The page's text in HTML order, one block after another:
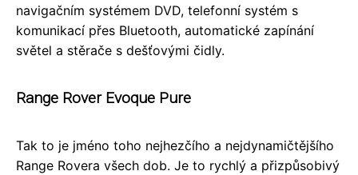
navigačním systémem DVD, telefonní systém s
komunikací přes Bluetooth, automatické zapínání
světel a stěrače s dešťovými čidly.
Range Rover Evoque Pure
Tak to je jméno toho nejhezčího a nejdynamičtějšího
Range Rovera všech dob. Je to rychlý a přizpůsobivý